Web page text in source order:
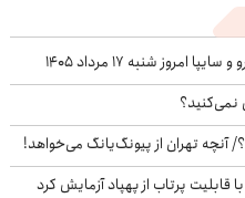
شنبه ۱۷ مرداد ۱۴۰۵
نمی‌کنید؟
آنچه تهران از پیونگ‌یانگ می‌خواهد!
پرتاب از پهپاد آزمایش کرد